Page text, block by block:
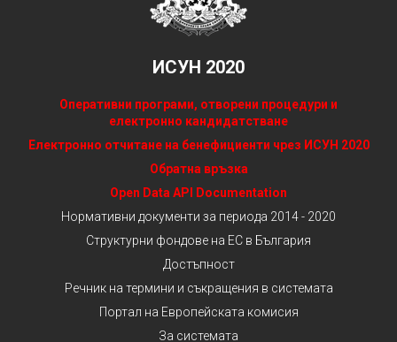
ИСУН 2020
Оперативни програми, отворени процедури и
електронно кандидатстване
Електронно отчитане на бенефициенти чрез ИСУН 2020
Обратна връзка
Open Data API Documentation
Нормативни документи за периода 2014 - 2020
Структурни фондове на ЕС в България
Достъпност
Речник на термини и съкращения в системата
Портал на Европейската комисия
За системата